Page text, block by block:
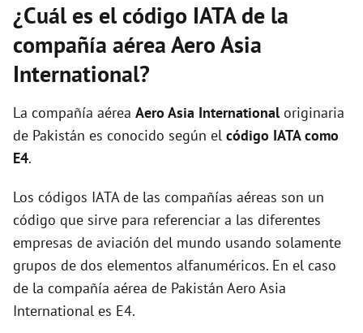
¿Cuál es el código IATA de la
compañía aérea Aero Asia
International?
La compañía aérea Aero Asia Internationaloriginaria
de Pakistán es conocido según el código IATA como
E4.
Los códigos IATA de las compañías aéreas son un
código que sirve para referenciar a las diferentes
empresas de aviación del mundo usando solamente
grupos de dos elementos alfanuméricos. En el caso
de la compañía aérea de Pakistán Aero Asia
International es E4.